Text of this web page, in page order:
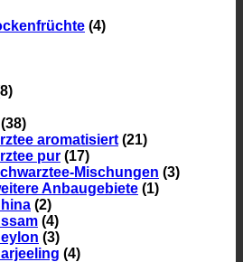
(4)
(38)
aromatisiert (21)
pur (17)
Mischungen (3)
Anbaugebiete (1)
(2)
(4)
(3)
(4)